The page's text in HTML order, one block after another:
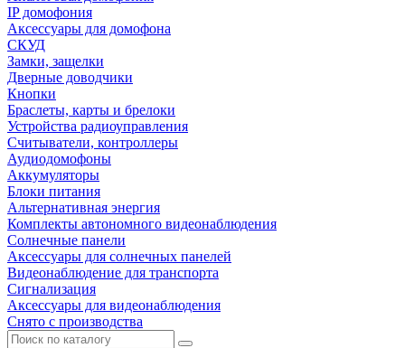
IP домофония
Аксессуары для домофона
СКУД
Замки, защелки
Дверные доводчики
Кнопки
Браслеты, карты и брелоки
Устройства радиоуправления
Считыватели, контроллеры
Аудиодомофоны
Аккумуляторы
Блоки питания
Альтернативная энергия
Комплекты автономного видеонаблюдения
Солнечные панели
Аксессуары для солнечных панелей
Видеонаблюдение для транспорта
Сигнализация
Аксессуары для видеонаблюдения
Снято с производства